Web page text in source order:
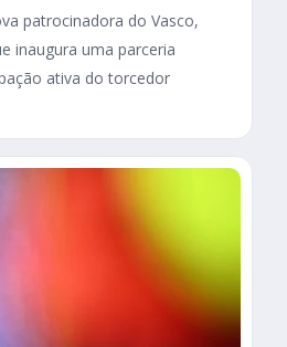
patrocinadora do Vasco,
inaugura uma parceria
ativa do torcedor